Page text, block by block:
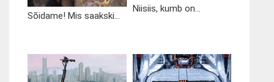
Sõidame! Mis saakski...
Niisiis, kumb on...